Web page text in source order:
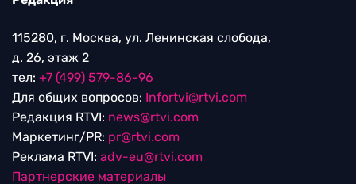
115280, г. Москва, ул. Ленинская слобода,
д. 26, этаж 2
тел: +7 (499) 579-86-96
Для общих вопросов: Infortvi@rtvi.com
Редакция RTVI: news@rtvi.com
Маркетинг/PR: pr@rtvi.com
Реклама RTVI: adv-eu@rtvi.com
Партнерские материалы